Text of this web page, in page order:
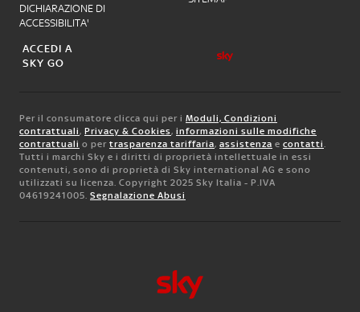
DICHIARAZIONE DI
ACCESSIBILITA'
ACCEDI A
SKY GO
Per il consumatore clicca qui per i Moduli, Condizioni
contrattuali, Privacy & Cookies, informazioni sulle modifiche
contrattuali o per trasparenza tariffaria, assistenza e contatti.
Tutti i marchi Sky e i diritti di proprietà intellettuale in essi
contenuti, sono di proprietà di Sky international AG e sono
utilizzati su licenza. Copyright 2025 Sky Italia - P.IVA
04619241005. Segnalazione Abusi